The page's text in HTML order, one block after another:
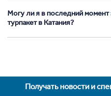
Могу ли я в последний момент
турпакет в Катания?
Получать новости и